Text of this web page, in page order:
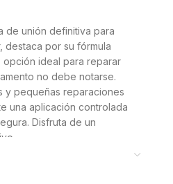
de unión definitiva para
destaca por su fórmula
opción ideal para reparar
no debe notarse.
y pequeñas reparaciones
una aplicación controlada
Disfruta de un